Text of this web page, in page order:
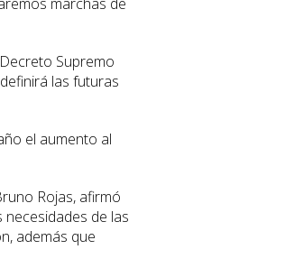
Supremo
las futuras
el aumento al
Rojas, afirmó
de las
además que